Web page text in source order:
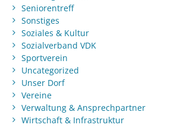
Seniorentreff
Sonstiges
Soziales & Kultur
Sozialverband VDK
Sportverein
Uncategorized
Unser Dorf
Vereine
Verwaltung & Ansprechpartner
Wirtschaft & Infrastruktur